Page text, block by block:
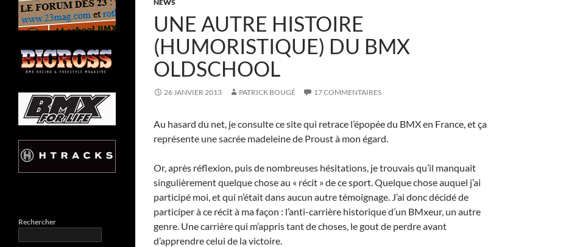
NEWS
UNE AUTRE HISTOIRE
(HUMORISTIQUE) DU BMX
OLDSCHOOL
26 JANVIER 2013 PATRICK BOUGÉ 17 COMMENTAIRES
Au hasard du net, je consulte ce site qui retrace l’épopée du BMX en France, et ça
représente une sacrée madeleine de Proust à mon égard.
Or, après réflexion, puis de nombreuses hésitations, je trouvais qu’il manquait
singulièrement quelque chose au « récit » de ce sport. Quelque chose auquel j’ai
participé moi, et qui n’était dans aucun autre témoignage. J’ai donc décidé de
participer à ce récit à ma façon : l’anti-carrière historique d’un BMxeur, un autre
genre. Une carrière qui m’appris tant de choses, le gout de perdre avant
d’apprendre celui de la victoire.
Rechercher